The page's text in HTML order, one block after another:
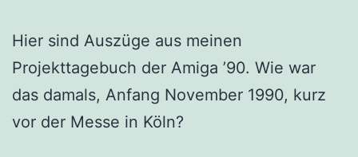
Hier sind Auszüge aus meinen
Projekttagebuch der Amiga ’90. Wie war
das damals, Anfang November 1990, kurz
vor der Messe in Köln?